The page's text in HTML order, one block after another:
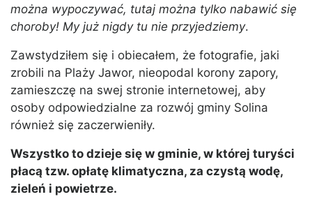
można wypoczywać, tutaj można tylko nabawić się
choroby! My już nigdy tu nie przyjedziemy.
Zawstydziłem się i obiecałem, że fotografie, jaki
zrobili na Plaży Jawor, nieopodal korony zapory,
zamieszczę na swej stronie internetowej, aby
osoby odpowiedzialne za rozwój gminy Solina
również się zaczerwieniły.
Wszystko to dzieje się w gminie, w której turyści
płacą tzw. opłatę klimatyczna, za czystą wodę,
zieleń i powietrze.